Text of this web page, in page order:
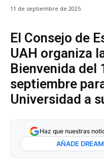
11 de septiembre de 2025
El Consejo de
UAH organiza
Bienvenida del
septiembre
Universidad a
Haz que nuestras
AÑADE